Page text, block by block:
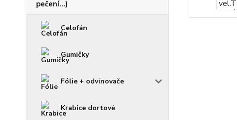
pečení...)
Celofán
Gumičky
Fólie + odvinovače
Krabice dortové